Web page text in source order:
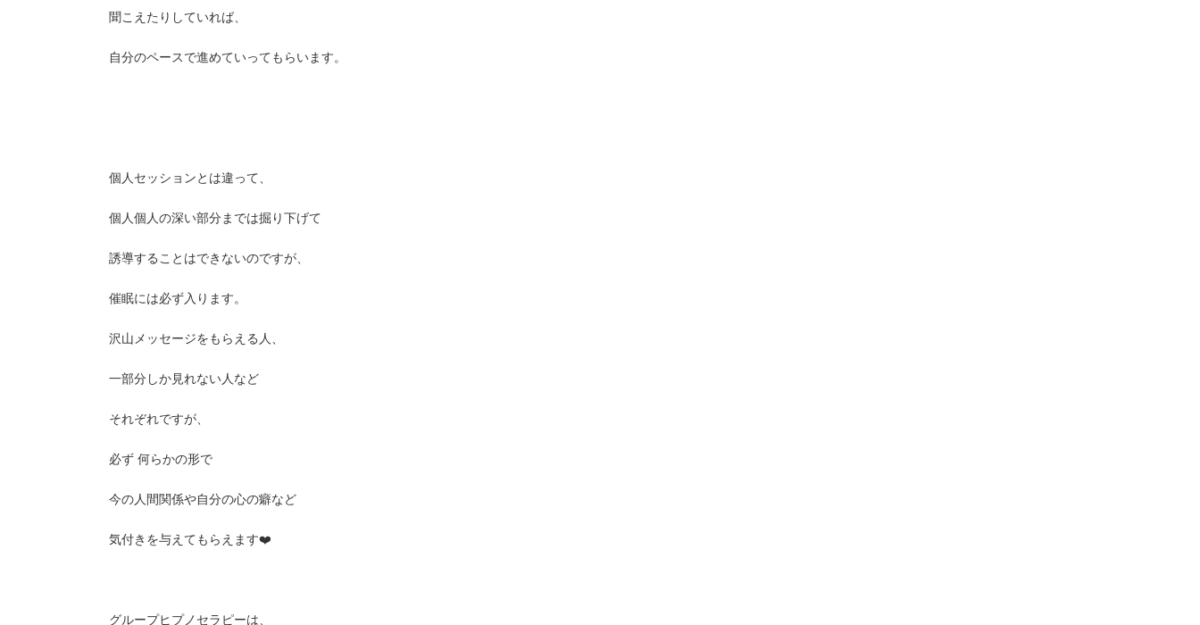
聞こえたりしていれば、
自分のペースで進めていってもらいます。
個人セッションとは違って、
個人個人の深い部分までは掘り下げて
誘導することはできないのですが、
催眠には必ず入ります。
沢山メッセージをもらえる人、
一部分しか見れない人など
それぞれですが、
必ず 何らかの形で
今の人間関係や自分の心の癖など
気付きを与えてもらえます❤️
グループヒプノセラピーは、